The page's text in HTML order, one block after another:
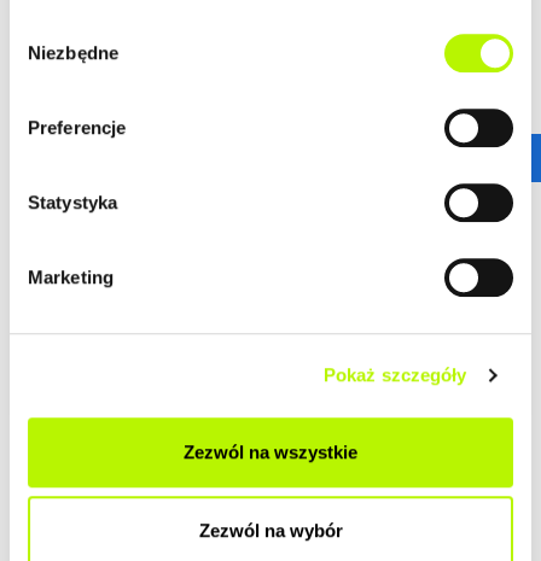
zgody
Niezbędne
Preferencje
Statystyka
Marketing
Pokaż szczegóły
Zezwól na wszystkie
Zezwól na wybór
STANDARDY WYKOŃCZENIA
DEWELOPERSKI
DO ZAMIESZKANIA
HISTORIA ZMIAN CEN